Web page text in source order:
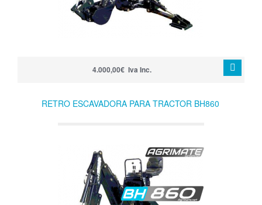
4.000,00€ Iva Inc.
RETRO ESCAVADORA PARA TRACTOR BH860